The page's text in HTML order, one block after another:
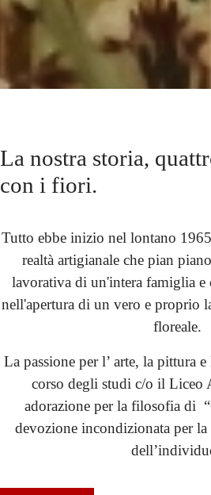
La nostra storia,
con i fiori.
Tutto ebbe inizio nel lontano
realtà artigianale che pian
lavorativa di un'intera famiglia
nell'apertura di un vero e proprio
floreale.
La passione per l’ arte, la pittura
corso degli studi c/o il Liceo
adorazione per la filosofia di
devozione incondizionata per la